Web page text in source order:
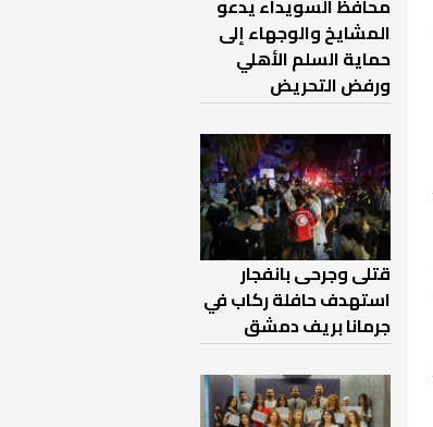
المشايخ والوجهاء إلى
حماية السلم الأهلي
ورفض التحريض
قتلى وجرحى بانفجار
استهدف حافلة ركاب في
جرمانا بريف دمشق